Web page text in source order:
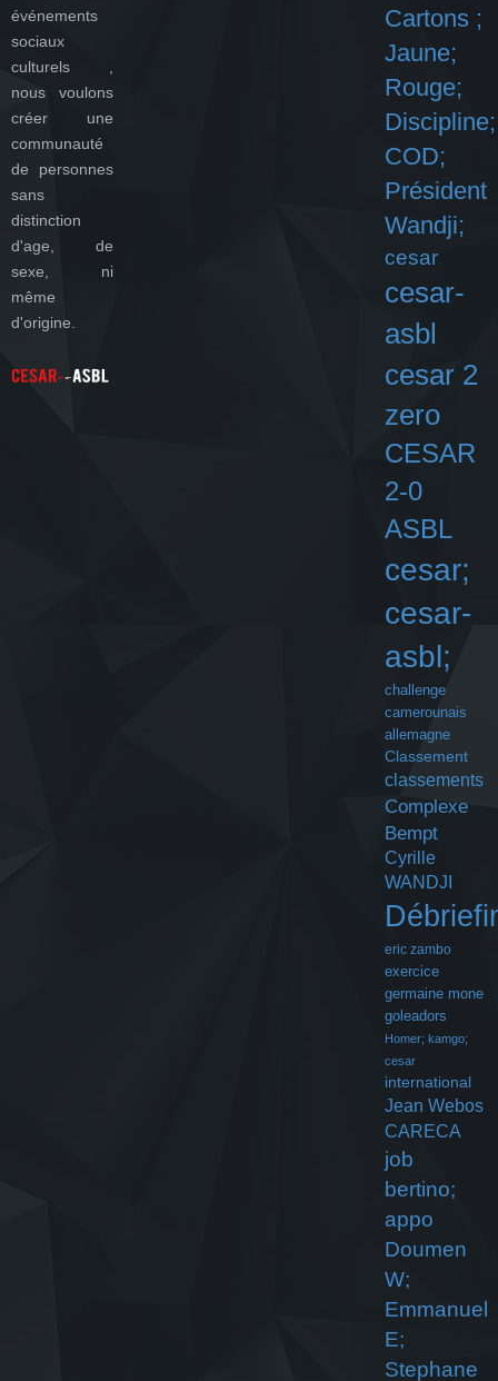
événements
sociaux
culturels ,
nous voulons
créer une
communauté
de personnes
sans
distinction
d'age, de
sexe, ni
même
d'origine.
Cartons ;
Jaune;
Rouge;
Discipline;
COD;
Président
Wandji;
cesar
cesar-
asbl
cesar 2
zero
CESAR
2-0
ASBL
cesar;
cesar-
asbl;
challenge
camerounais
allemagne
Classement
classements
Complexe
Bempt
Cyrille
WANDJI
eric zambo
exercice
germaine mone
goleadors
Homer; kamgo;
cesar
international
Jean Webos
CARECA
job
bertino;
appo
Doumen
W;
Emmanuel
E;
Stephane